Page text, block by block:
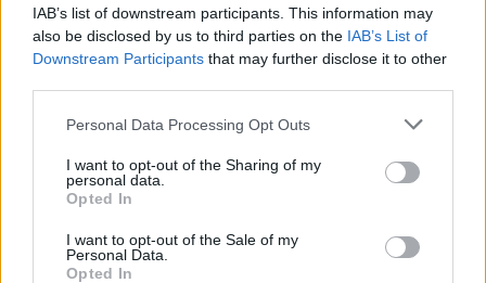
IAB’s list of downstream participants. This information may
also be disclosed by us to third parties on the IAB’s List of
Downstream Participants that may further disclose it to other
Please note that this website/app uses one or more Google
not limited to your visit or usage behaviour. You may click to
grant or deny consent to Google and its third-party tags to
use your data for below specified purposes in below Google
consent section.
Personal Data Processing Opt Outs
I want to opt-out of the Sharing of my
personal data.
Opted In
I want to opt-out of the Sale of my
Personal Data.
Opted In